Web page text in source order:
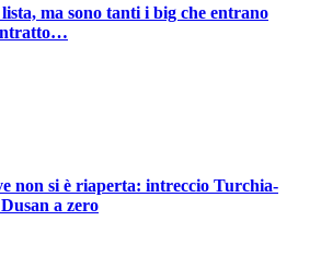
ma sono tanti i big che entrano
non si è riaperta: intreccio Turchia-
a zero